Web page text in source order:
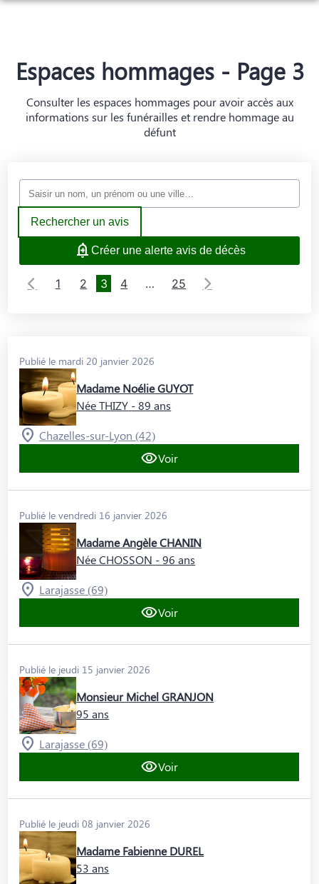
ORGANISER DES OBSÈQUES
NOTRE CHAMBRE FUNERAIRE
ESPACES HOMMAGES
Espaces hommages - Page 3
Consulter les espaces hommages pour avoir accès aux
informations sur les funérailles et rendre hommage au
défunt
Rechercher un avis
Créer une alerte avis de décès
1 2 3 4 … 25
Publié le mardi 20 janvier 2026
Madame Noélie GUYOT
Née THIZY - 89 ans
Chazelles-sur-Lyon (42)
Voir
Publié le vendredi 16 janvier 2026
Madame Angèle CHANIN
Née CHOSSON - 96 ans
Larajasse (69)
Voir
Publié le jeudi 15 janvier 2026
Monsieur Michel GRANJON
95 ans
Larajasse (69)
Voir
Publié le jeudi 08 janvier 2026
Madame Fabienne DUREL
53 ans